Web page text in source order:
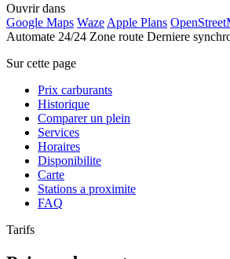
Ouvrir dans
Google Maps Waze Apple Plans
Automate 24/24 Zone route Derniere
Sur cette page
Prix carburants
Historique
Comparer un plein
Services
Horaires
Disponibilite
Carte
Stations a proximite
FAQ
Tarifs